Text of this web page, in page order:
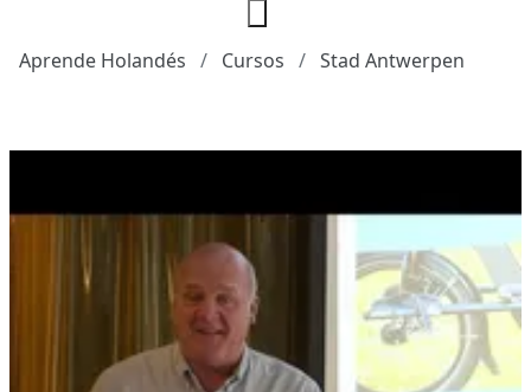
Aprende Holandés Cursos Stad Antwerpen